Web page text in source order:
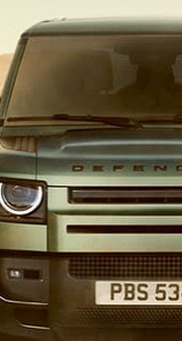
édicté cette règle
filiales
oubliant
de la
favorable. Ce
équipementiers
participent à